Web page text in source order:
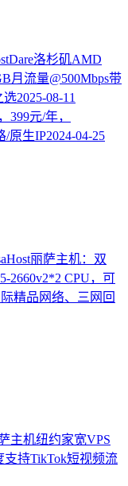
洛杉矶AMD
月流量@500Mbps带
选2025-08-11
399元/年，
/原生IP2024-04-25
丽萨主机：双
2660v2*2 CPU，可
精品网络、三网回
主机纽约家宽VPS
支持TikTok短视频流